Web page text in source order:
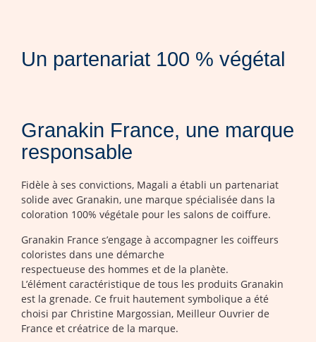
Un partenariat 100 % végétal
Granakin France, une marque
responsable
Fidèle à ses convictions, Magali a établi un partenariat
solide avec Granakin, une marque spécialisée dans la
coloration 100% végétale pour les salons de coiffure.
Granakin France s’engage à accompagner les coiffeurs
coloristes dans une démarche
respectueuse des hommes et de la planète.
L’élément caractéristique de tous les produits Granakin
est la grenade. Ce fruit hautement symbolique a été
choisi par Christine Margossian, Meilleur Ouvrier de
France et créatrice de la marque.